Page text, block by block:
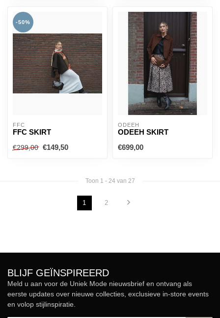
-50%
FFC
FFC SKIRT
€299,00 €149,50
ODEEH
ODEEH SKIRT
€699,00
Toon 1 - 24van 27
1 2
BLIJF GEÏNSPIREERD
Meld u aan voor de Uniek Mode nieuwsbrief en ontvang als
eerste updates over nieuwe collecties, exclusieve in-store events
en volop stijlinspiratie.